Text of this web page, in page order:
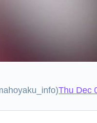
Thu Dec